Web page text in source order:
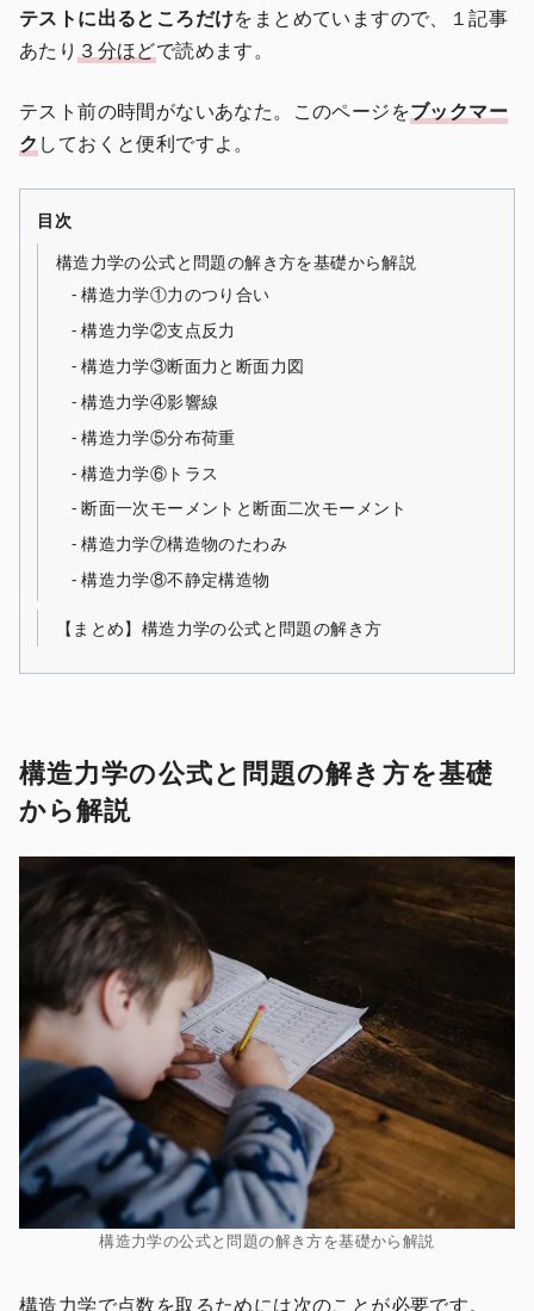
テストに出るところだけをまとめていますので、１記事
あたり ３分ほどで読めます。
テスト前の時間がないあなた。このページをブックマー
ク しておくと便利ですよ。
目次
構造力学の公式と問題の解き方を基礎から解説
構造力学①力のつり合い
構造力学②支点反力
構造力学③断面力と断面力図
構造力学④影響線
構造力学⑤分布荷重
構造力学⑥トラス
断面一次モーメントと断面二次モーメント
構造力学⑦構造物のたわみ
構造力学⑧不静定構造物
【まとめ】構造力学の公式と問題の解き方
構造力学の公式と問題の解き方を基礎
から解説
構造力学の公式と問題の解き方を基礎から解説
構造力学で点数を取るためには次のことが必要です。